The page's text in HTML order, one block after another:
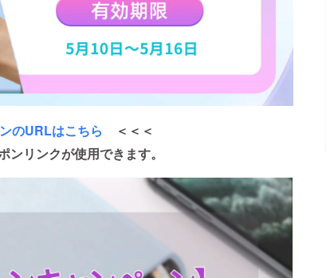
のURLはこちら ＜＜＜
ンリンクが使用できます。